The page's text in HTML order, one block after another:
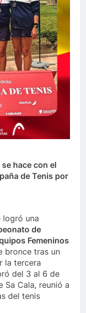
hace con el
de Tenis por
logró una
de
Femeninos
bronce tras un
la tercera
del 3 al 6 de
Sa Cala, reunió a
del tenis